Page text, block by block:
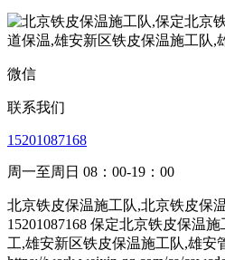
微信
联系我们
15201087168
周一至周日 08：00-19：00
北京铁皮保温施工队,北京铁皮保
15201087168 保定北京铁皮保温
工,雄安新区铁皮保温施工队,雄安